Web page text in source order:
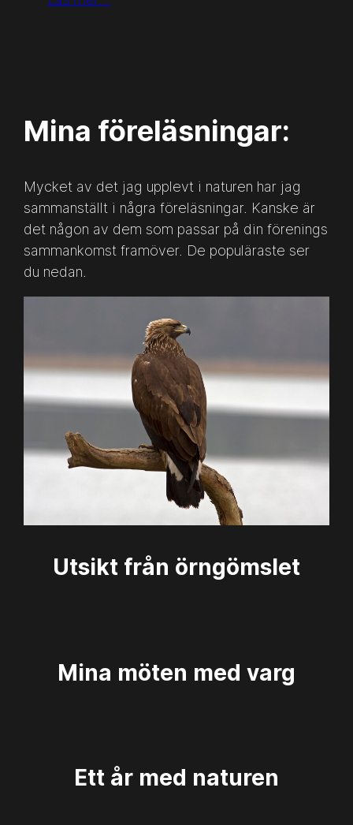
Mina föreläsningar:
Mycket av det jag upplevt i naturen har jag
sammanställt i några föreläsningar. Kanske är
det någon av dem som passar på din förenings
sammankomst framöver. De populäraste ser
du nedan.
Utsikt från örngömslet
Mina möten med varg
Ett år med naturen